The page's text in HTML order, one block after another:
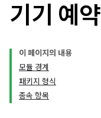
기기 예약
이 페이지의 내용
모듈 경계
패키지 형식
종속 항목